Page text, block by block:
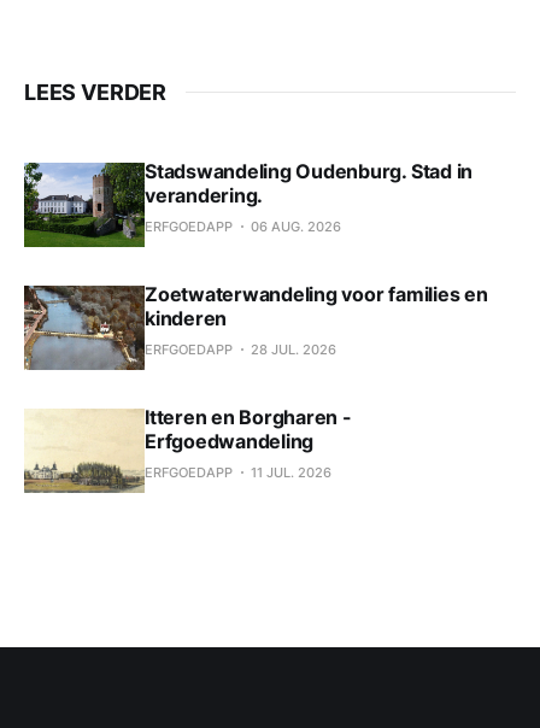
LEES VERDER
Stadswandeling Oudenburg. Stad in
verandering.
ERFGOEDAPP 06 AUG. 2026
Zoetwaterwandeling voor families en
kinderen
ERFGOEDAPP 28 JUL. 2026
Itteren en Borgharen -
Erfgoedwandeling
ERFGOEDAPP 11 JUL. 2026